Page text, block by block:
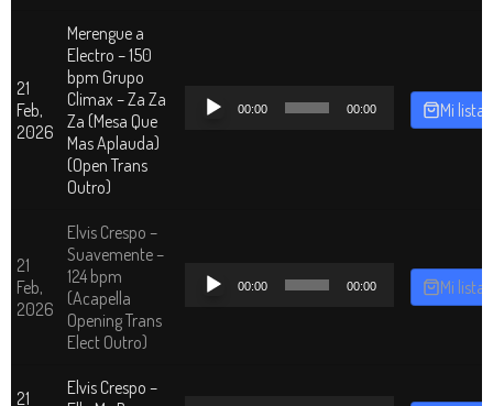
21
Feb,
2026
Merengue a
Electro – 150
bpm Grupo
Climax – Za Za
Za (Mesa Que
Mas Aplauda)
(Open Trans
Outro)
Reproductor
00:00 00:00 Mi lista
21
Feb,
2026
Elvis Crespo –
Suavemente –
124 bpm
(Acapella
Opening Trans
Elect Outro)
Reproductor
00:00 00:00 Mi lista
21
Elvis Crespo –